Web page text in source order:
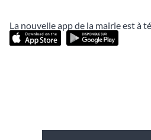
La nouvelle app de la mairie est à